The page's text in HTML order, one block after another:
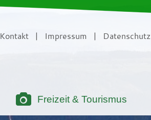
Kontakt | Impressum | Datenschutz
Freizeit & Tourismus